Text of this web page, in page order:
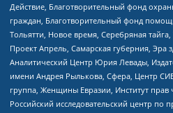
Действие, Благотворительный фонд
граждан, Благотворительный фонд
Тольятти, Новое время, Серебряная
Проект Апрель, Самарская губерния, Эра
Аналитический Центр Юрия Левады,
имени Андрея Рылькова, Сфера, Центр
группа, Женщины Евразии, Институт прав
Российский исследовательский центр по